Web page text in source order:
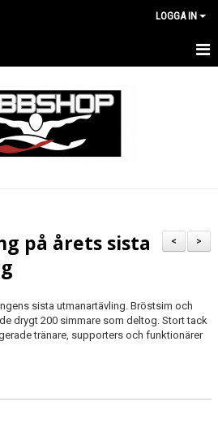
LOGGA IN
>
<
på årets sista
sista utmanartävling. Bröstsim och
drygt 200 simmare som deltog. Stort tack
tränare, supporters och funktionärer